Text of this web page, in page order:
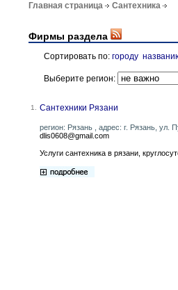
Главная страница Сантехника
Фирмы раздела
Сортировать по: городу
Выберите регион:
1. Сантехники Рязани
регион: Рязань , адрес: г. Рязань, ул.
dlis0608@gmail.com
Услуги сантехника в рязани,